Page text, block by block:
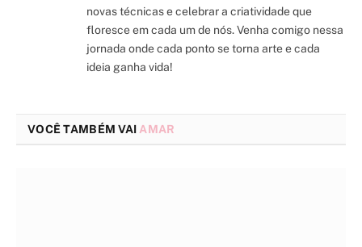
novas técnicas e celebrar a criatividade que
floresce em cada um de nós. Venha comigo nessa
jornada onde cada ponto se torna arte e cada
ideia ganha vida!
VOCÊ TAMBÉM VAI AMAR